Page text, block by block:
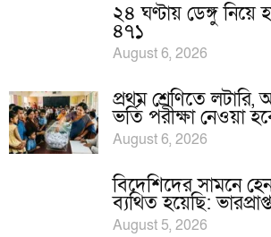
২৪ ঘণ্টায় ডেঙ্গু নিয়ে
৪৭১
August 6, 2026
প্রথম শ্রেণিতে লটারি,
ভর্তি পরীক্ষা নেওয়া
August 6, 2026
বিদেশিদের সামনে
ব্যথিত হয়েছি:
August 5, 2026